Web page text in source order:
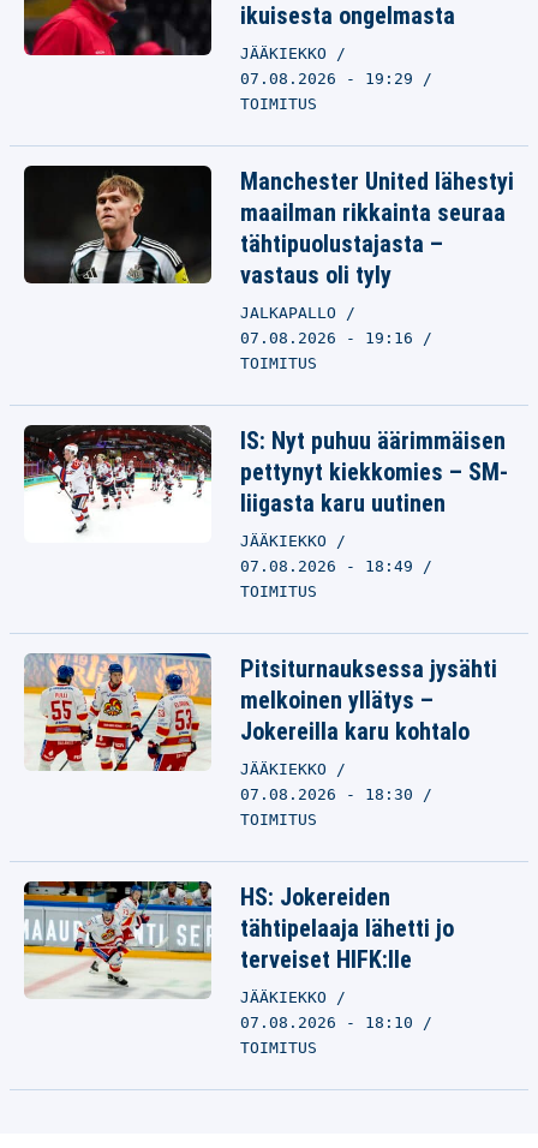
ikuisesta ongelmasta
JÄÄKIEKKO
07.08.2026 - 19:29
TOIMITUS
Manchester United lähestyi
maailman rikkainta seuraa
tähtipuolustajasta –
vastaus oli tyly
JALKAPALLO
07.08.2026 - 19:16
TOIMITUS
IS: Nyt puhuu äärimmäisen
pettynyt kiekkomies – SM-
liigasta karu uutinen
JÄÄKIEKKO
07.08.2026 - 18:49
TOIMITUS
Pitsiturnauksessa jysähti
melkoinen yllätys –
Jokereilla karu kohtalo
JÄÄKIEKKO
07.08.2026 - 18:30
TOIMITUS
HS: Jokereiden
tähtipelaaja lähetti jo
terveiset HIFK:lle
JÄÄKIEKKO
07.08.2026 - 18:10
TOIMITUS